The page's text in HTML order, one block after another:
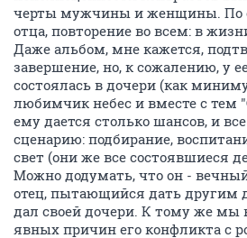
рыжеволосая дева. Они мне
для главных героев, и именно за
неполноценности контрастов
черты мужчины и женщины. По
отца, повторение во всем: в
Даже альбом, мне кажется,
завершение, но, к сожалению, у
состоялась в дочери (как
любимчик небес и вместе с тем
ему дается столько шансов, и
сценарию: подбирание,
свет (они же все состоявшиеся
Можно додумать, что он -